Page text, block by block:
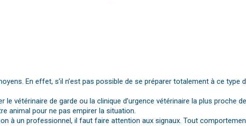
En effet, s’il n’est pas possible de se préparer totalement à ce type
vétérinaire de garde ou la clinique d’urgence vétérinaire la plus proche
animal pour ne pas empirer la situation.
à un professionnel, il faut faire attention aux signaux. Tout